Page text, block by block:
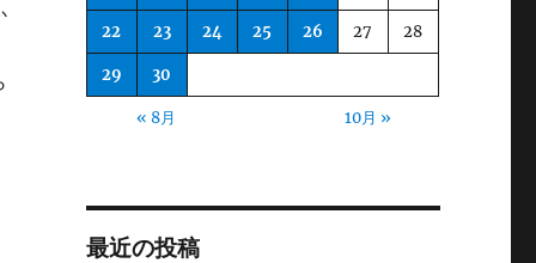
22 23 24 25 26 27 28
29 30
« 8月 10月 »
最近の投稿